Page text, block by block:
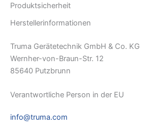
Produktsicherheit
Herstellerinformationen
Truma Gerätetechnik GmbH & Co. KG
Wernher-von-Braun-Str. 12
85640 Putzbrunn
Verantwortliche Person in der EU
info@truma.com